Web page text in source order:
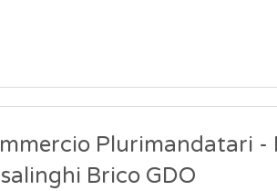
Plurimandatari -
Brico GDO